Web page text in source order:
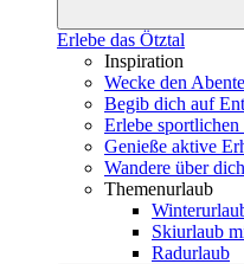
Erlebe das Ötztal
Inspiration
Wecke den
Begib dich auf
Erlebe
Genieße aktive
Wandere über
Themenurlaub
Skiurlaub
Radurlaub